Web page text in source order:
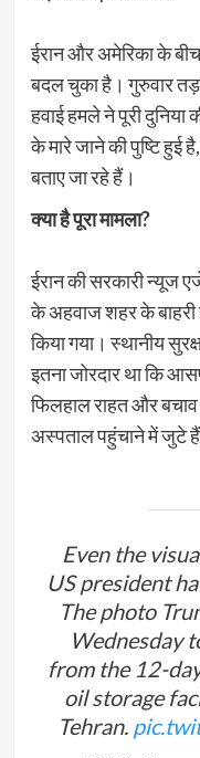
ईरान और अमेरिका के
बदल चुका है। गुरुवार
हवाई हमले ने पूरी दुनिया
के मारे जाने की पुष्टि
बताए जा रहे हैं।
क्या है पूरा मामला?
ईरान की सरकारी न्यूज
के अहवाज शहर के बाहरी
किया गया। स्थानीय
इतना जोरदार था कि
फिलहाल राहत और
अस्पताल पहुंचाने में जुटे
Even the
US president
The photo
Wednesday
from the 12-
oil storage
Tehran.